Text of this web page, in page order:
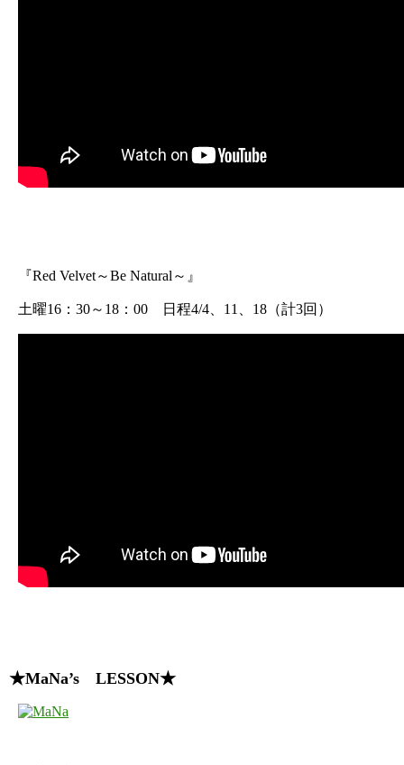
『Red Velvet～Be Natural～』
土曜16：30～18：00 日程4/4、11、18（計3回）
★MaNa’s LESSON★